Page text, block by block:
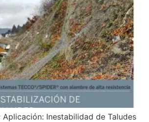
Aplicación: Inestabilidad de Taludes